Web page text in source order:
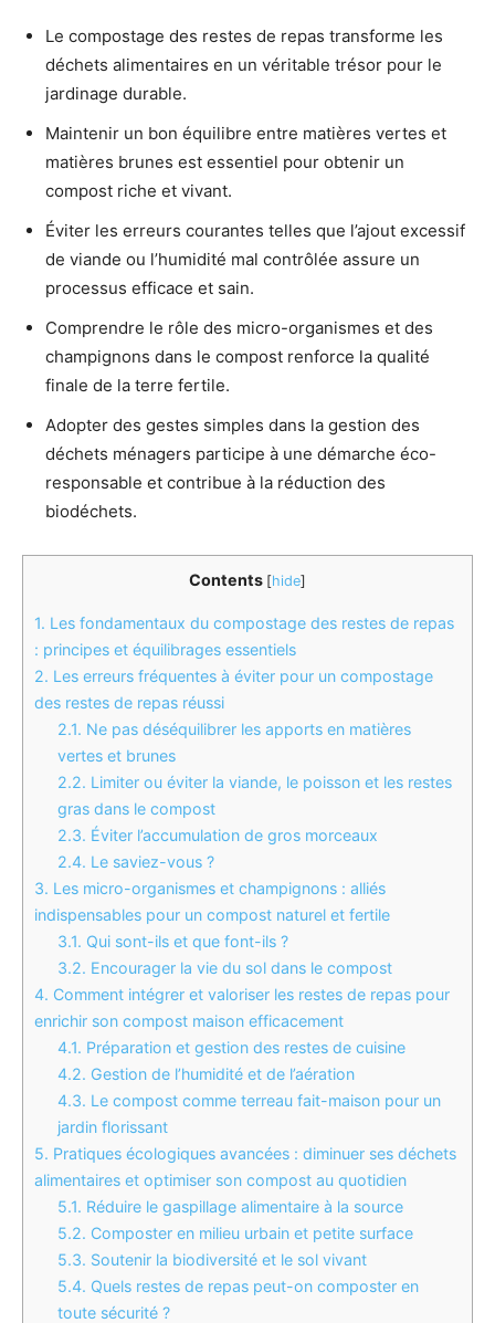
Le compostage des restes de repas transforme les
déchets alimentaires en un véritable trésor pour le
jardinage durable.
Maintenir un bon équilibre entre matières vertes et
matières brunes est essentiel pour obtenir un
compost riche et vivant.
Éviter les erreurs courantes telles que l’ajout excessif
de viande ou l’humidité mal contrôlée assure un
processus efficace et sain.
Comprendre le rôle des micro-organismes et des
champignons dans le compost renforce la qualité
finale de la terre fertile.
Adopter des gestes simples dans la gestion des
déchets ménagers participe à une démarche éco-
responsable et contribue à la réduction des
biodéchets.
Contents [hide]
1. Les fondamentaux du compostage des restes de repas
: principes et équilibrages essentiels
2. Les erreurs fréquentes à éviter pour un compostage
des restes de repas réussi
2.1. Ne pas déséquilibrer les apports en matières
vertes et brunes
2.2. Limiter ou éviter la viande, le poisson et les restes
gras dans le compost
2.3. Éviter l’accumulation de gros morceaux
2.4. Le saviez-vous ?
3. Les micro-organismes et champignons : alliés
indispensables pour un compost naturel et fertile
3.1. Qui sont-ils et que font-ils ?
3.2. Encourager la vie du sol dans le compost
4. Comment intégrer et valoriser les restes de repas pour
enrichir son compost maison efficacement
4.1. Préparation et gestion des restes de cuisine
4.2. Gestion de l’humidité et de l’aération
4.3. Le compost comme terreau fait-maison pour un
jardin florissant
5. Pratiques écologiques avancées : diminuer ses déchets
alimentaires et optimiser son compost au quotidien
5.1. Réduire le gaspillage alimentaire à la source
5.2. Composter en milieu urbain et petite surface
5.3. Soutenir la biodiversité et le sol vivant
5.4. Quels restes de repas peut-on composter en
toute sécurité ?